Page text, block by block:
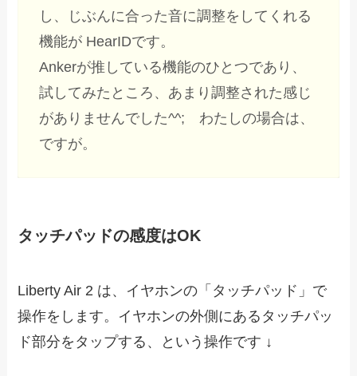
し、じぶんに合った音に調整をしてくれる
機能が HearIDです。
Ankerが推している機能のひとつであり、
試してみたところ、あまり調整された感じ
がありませんでした^^; わたしの場合は、
ですが。
タッチパッドの感度はOK
Liberty Air 2 は、イヤホンの「タッチパッド」で
操作をします。イヤホンの外側にあるタッチパッ
ド部分をタップする、という操作です ↓